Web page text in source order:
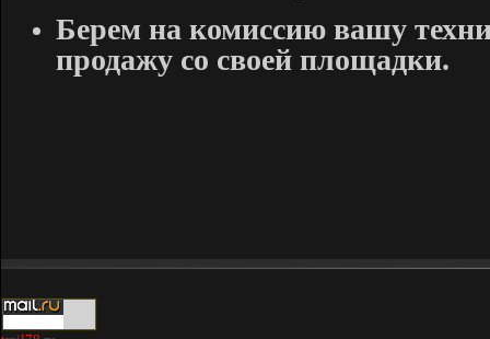
Берем на комиссию вашу
продажу со своей площадки.